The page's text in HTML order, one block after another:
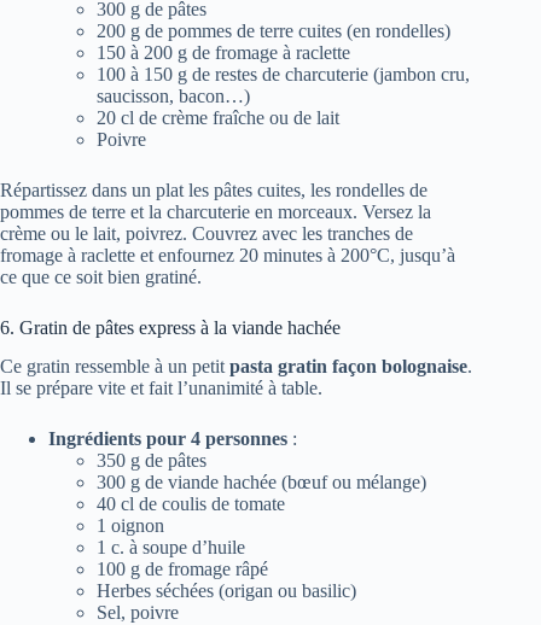
300 g de pâtes
200 g de pommes de terre cuites (en rondelles)
150 à 200 g de fromage à raclette
100 à 150 g de restes de charcuterie (jambon cru,
saucisson, bacon…)
20 cl de crème fraîche ou de lait
Poivre
Répartissez dans un plat les pâtes cuites, les rondelles de
pommes de terre et la charcuterie en morceaux. Versez la
crème ou le lait, poivrez. Couvrez avec les tranches de
fromage à raclette et enfournez 20 minutes à 200°C, jusqu’à
ce que ce soit bien gratiné.
6. Gratin de pâtes express à la viande hachée
Ce gratin ressemble à un petitpasta gratin façon bolognaise.
Il se prépare vite et fait l’unanimité à table.
Ingrédients pour 4 personnes :
350 g de pâtes
300 g de viande hachée (bœuf ou mélange)
40 cl de coulis de tomate
1 oignon
1 c. à soupe d’huile
100 g de fromage râpé
Herbes séchées (origan ou basilic)
Sel, poivre